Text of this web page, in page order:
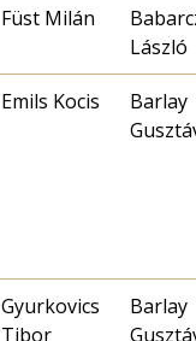
Füst Milán
László
Emils Kocis
Barlay
Gyurkovics
Tibor
Barlay